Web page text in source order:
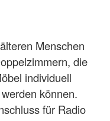
Menschen
die
individuell
können.
für Radio